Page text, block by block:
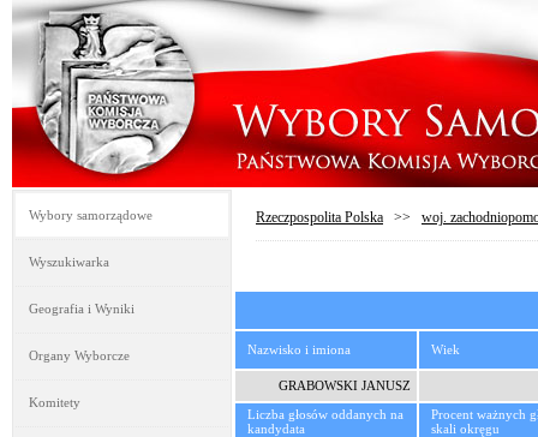
Wybory samorządowe
Wyszukiwarka
Geografia i Wyniki
Organy Wyborcze
Komitety
Rzeczpospolita Polska >> woj.
Nazwisko i imiona Wiek
GRABOWSKI JANUSZ
Liczba głosów oddanych na
kandydata
Procent ważnych
skali okręgu